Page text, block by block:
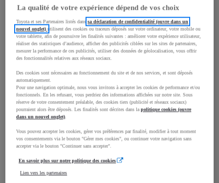
Longueur
3 700mm
Hauteur
1 510
Largeur
1 740mm
Consommation mixte
Émissions CO2
La qualité de votre expérience dépend de vos choix
Toyota et ses Partenaires listés danssa déclaration de confidentialité (ouvre dans un
nouvel onglet)utilisent des cookies ou traceurs déposés sur votre ordinateur, votre mobile ou
votre tablette, afin de poursuivre les finalités suivantes : améliorer votre expérience utilisateur,
réaliser des statistiques d’audience, afficher des publicités ciblées sur les sites de partenaires,
mesurer la performance de ces publicités, utiliser des données de géolocalisation, vous offrir
des fonctionnalités relatives aux réseaux sociaux.
Des cookies sont nécessaires au fonctionnement du site et de nos services, et sont déposés
automatiquement.
Pour une navigation optimale, nous vous invitons à accepter les cookies de performance et/ou
fonctionnels. En les refusant, vous perdriez des informations affichées sur notre site. Sous
réserve de votre consentement préalable, des cookies tiers (publicité et réseaux sociaux)
pourraient alors être déposés. Les finalités sont décrites dans lapolitique cookies (ouvre
dans un nouvel onglet).
Vous pouvez accepter les cookies, gérer vos préférences par finalité, modifier à tout moment
vos consentements via le bouton "Gérer mes cookies", ou continuer votre navigation sans
accepter via le bouton "Continuer sans accepter".
En savoir plus sur notre politique des cookies
Lien vers les partenaires